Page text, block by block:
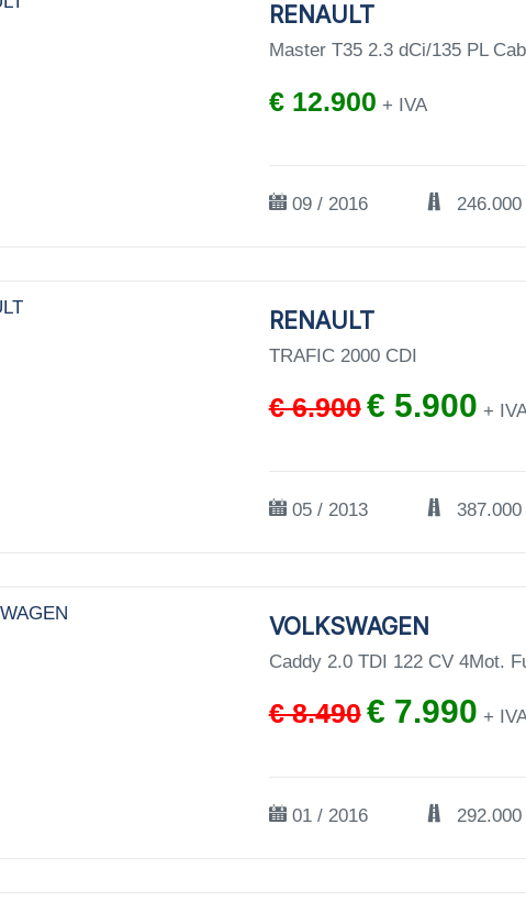
RENAULT
Master T35 2.3 dCi/135 PL
€ 12.900 + IVA
09 / 2016 246.000
RENAULT
TRAFIC 2000 CDI
€ 6.900€ 5.900 +
05 / 2013 387.000
VOLKSWAGEN
Caddy 2.0 TDI 122 CV 4Mot.
€ 8.490€ 7.990 +
01 / 2016 292.000